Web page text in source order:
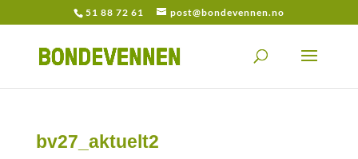
51 88 72 61 post@bondevennen.no
bv27_aktuelt2